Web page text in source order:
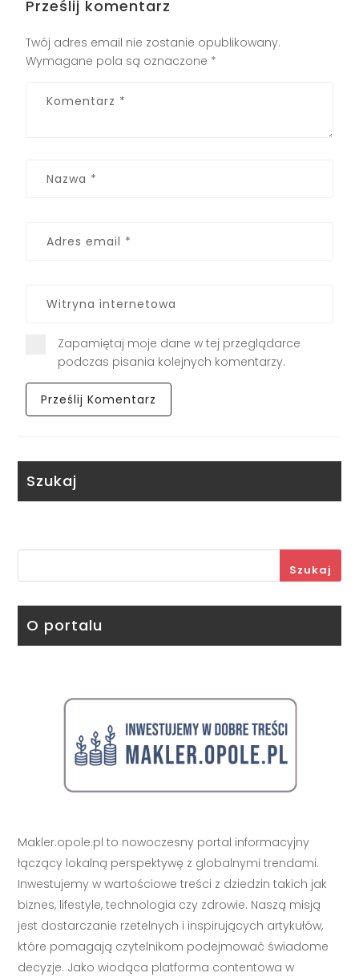
Prześlij komentarz
Twój adres email nie zostanie opublikowany.
Wymagane pola są oznaczone *
Zapamiętaj moje dane w tej przeglądarce
podczas pisania kolejnych komentarzy.
Szukaj
Szukaj
O portalu
Makler.opole.pl to nowoczesny portal informacyjny
łączący lokalną perspektywę z globalnymi trendami.
Inwestujemy w wartościowe treści z dziedzin takich jak
biznes, lifestyle, technologia czy zdrowie. Naszą misją
jest dostarczanie rzetelnych i inspirujących artykułów,
które pomagają czytelnikom podejmować świadome
decyzje. Jako wiodąca platforma contentowa w